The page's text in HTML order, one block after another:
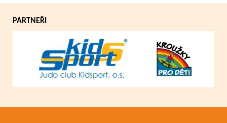
PARTNEŘI